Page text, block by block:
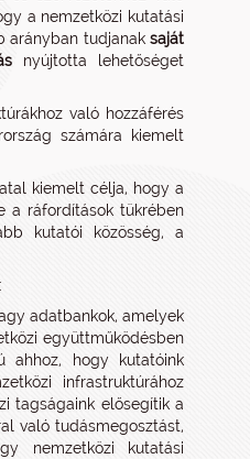
a nemzetközi kutatási
arányban tudjanak saját
nyújtotta lehetőséget
való hozzáférés
számára kiemelt
kiemelt célja, hogy a
a ráfordítások tükrében
kutatói közösség, a
adatbankok, amelyek
együttműködésben
ahhoz, hogy kutatóink
infrastruktúrához
tagságaink elősegítik a
való tudásmegosztást,
nemzetközi kutatási